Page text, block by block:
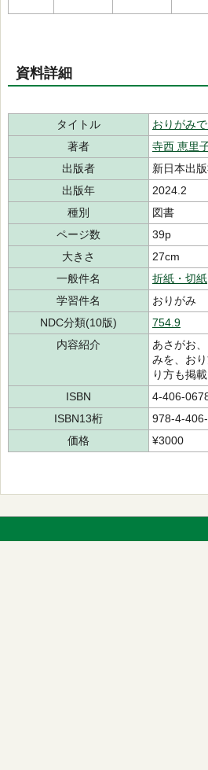
資料詳細
タイトル
おりがみ
著者
寺西 恵里
出版者
新日本出
出版年
2024.2
種別
図書
ページ数
39p
大きさ
27cm
一般件名
折紙・切紙
学習件名
おりがみ
NDC分類(10版)
754.9
内容紹介
あさがお
みを、お
り方も掲載
ISBN
4-406-
ISBN13桁
978-4-
価格
¥3000